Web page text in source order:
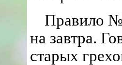
Правило №
на завтра.
старых